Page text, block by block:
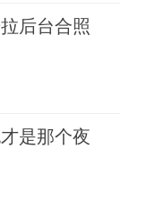
后台合照
是那个夜